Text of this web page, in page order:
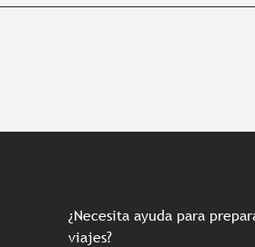
¿Necesita ayuda para
viajes?